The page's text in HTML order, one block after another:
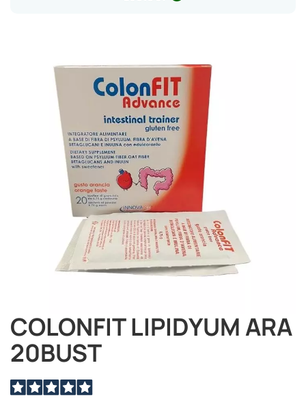
COLONFIT LIPIDYUM ARA
20BUST
Vai
all'inizio
della
galleria
immagini